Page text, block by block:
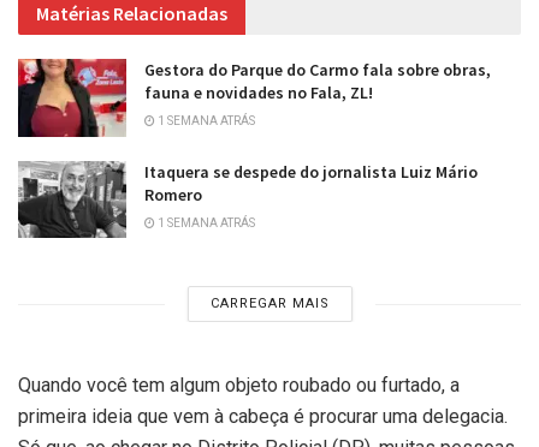
Matérias Relacionadas
Gestora do Parque do Carmo fala sobre obras,
fauna e novidades no Fala, ZL!
1 SEMANA ATRÁS
Itaquera se despede do jornalista Luiz Mário
Romero
1 SEMANA ATRÁS
CARREGAR MAIS
Quando você tem algum objeto roubado ou furtado, a
primeira ideia que vem à cabeça é procurar uma delegacia.